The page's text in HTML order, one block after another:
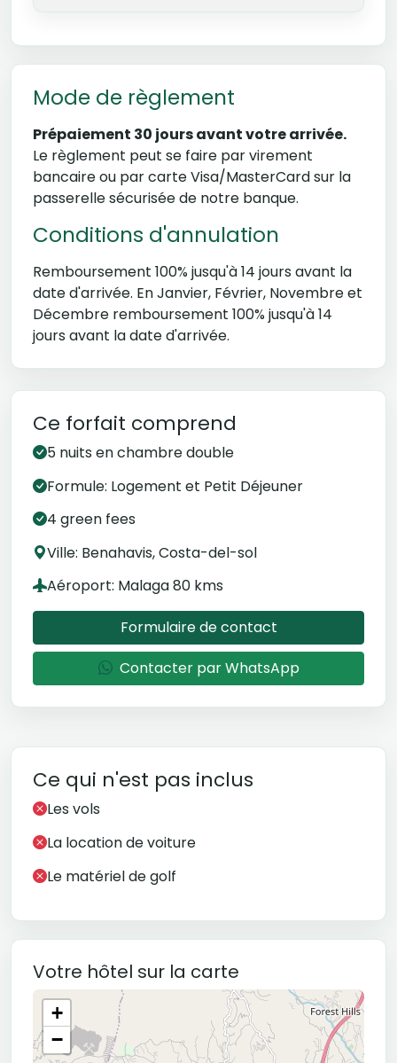
Mode de règlement
Prépaiement 30 jours avant votre arrivée.
Le règlement peut se faire par virement
bancaire ou par carte Visa/MasterCard sur la
passerelle sécurisée de notre banque.
Conditions d'annulation
Remboursement 100% jusqu'à 14 jours avant la
date d'arrivée. En Janvier, Février, Novembre et
Décembre remboursement 100% jusqu'à 14
jours avant la date d'arrivée.
Ce forfait comprend
5 nuits en chambre double
Formule: Logement et Petit Déjeuner
4 green fees
Ville: Benahavis, Costa-del-sol
Aéroport: Malaga 80 kms
Formulaire de contact
Contacter par WhatsApp
Ce qui n'est pas inclus
Les vols
La location de voiture
Le matériel de golf
Votre hôtel sur la carte
+
−